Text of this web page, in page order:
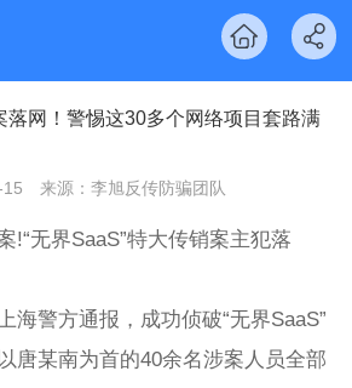
落网！警惕这30多个网络项目套路满
来源：李旭反传防骗团队
无界SaaS”特大传销案主犯落
警方通报，成功侦破“无界SaaS”
唐某南为首的40余名涉案人员全部